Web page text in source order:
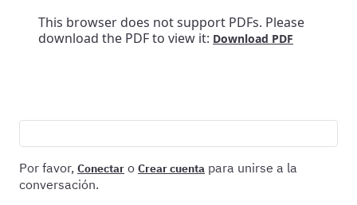
This browser does not support PDFs. Please
download the PDF to view it: Download PDF
Por favor, Conectar o Crear cuenta para unirse a la
conversación.